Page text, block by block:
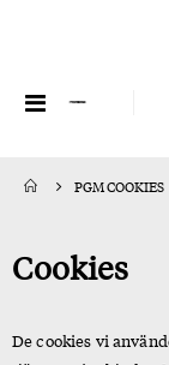
Växla
PGM COOKIES
Cookies
De cookies vi